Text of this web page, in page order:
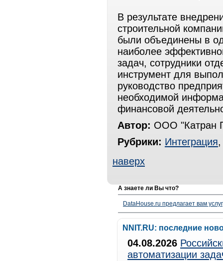
В результате
строительной
были объединены в
наиболее
задач, сотрудники
инструмент для
руководство
необходимой
финансовой
Автор: ООО "Катран
Рубрики: Интеграция
наверх
А знаете ли Вы что?
DataHouse.ru предлагает вам
NNIT.RU: последние
04.08.2026
автоматизации